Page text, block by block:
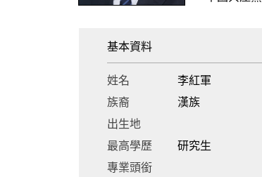
基本資料
姓名 李紅軍
族裔
漢族
出生地
最高學歷
研究生
專業頭銜